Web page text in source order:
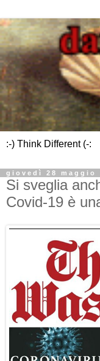
:-) Think Different (-:
giovedì 28 maggio
Si sveglia
Covid-19 è